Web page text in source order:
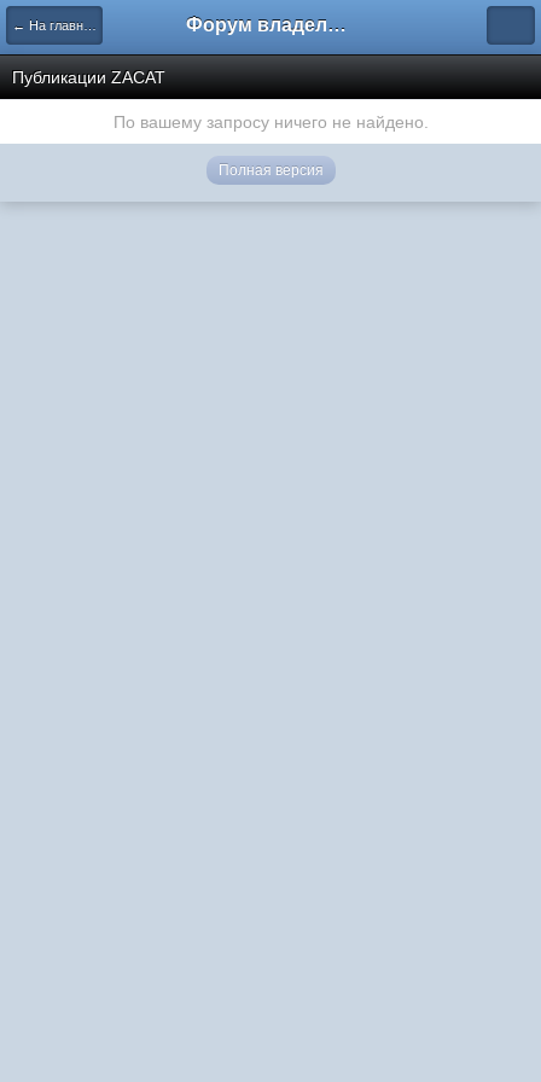
← На главную Форум владельцев интернет-магазинов
Публикации ZACAT
По вашему запросу ничего не найдено.
Полная версия